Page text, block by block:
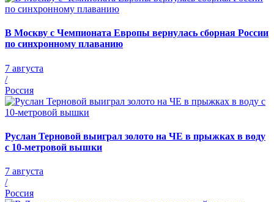
В Москву с Чемпионата Европы вернулась сборная России
по синхронному плаванию
7 августа
/
Россия
Руслан Терновой выиграл золото на ЧЕ в прыжках в воду
с 10-метровой вышки
7 августа
/
Россия